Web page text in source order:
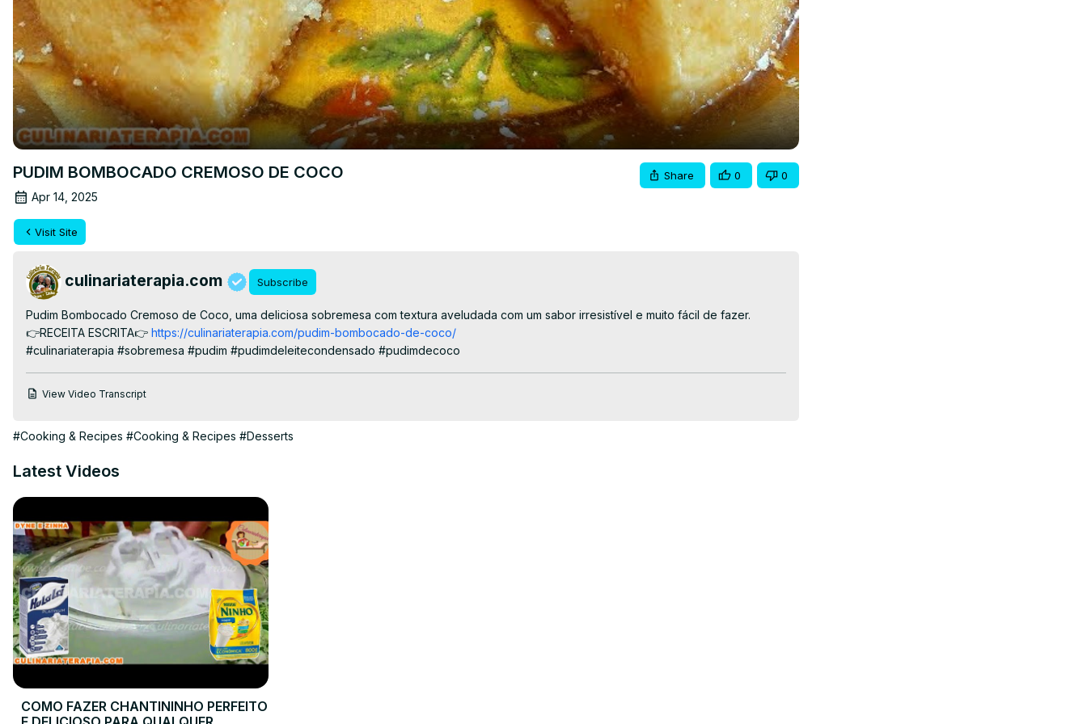
PUDIM BOMBOCADO CREMOSO DE COCO
Apr 14, 2025
Share 0 0
Visit Site
culinariaterapia.com Subscribe
Pudim Bombocado Cremoso de Coco, uma deliciosa sobremesa com textura aveludada com um sabor irresistível e muito fácil de fazer.
👉RECEITA ESCRITA👉 https://culinariaterapia.com/pudim-bombocado-de-coco/
#culinariaterapia #sobremesa #pudim #pudimdeleitecondensado #pudimdecoco
View Video Transcript
#Cooking & Recipes #Cooking & Recipes #Desserts
Latest Videos
COMO FAZER CHANTININHO PERFEITO